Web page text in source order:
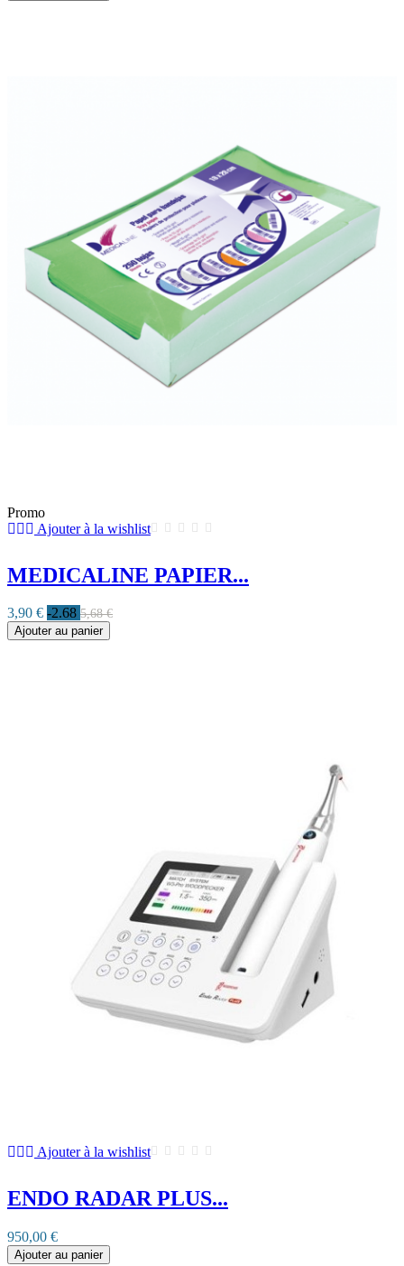
Promo
Ajouter à la wishlist
MEDICALINE PAPIER...
3,90 € -2.68 5,68 €
Ajouter au panier
Ajouter à la wishlist
ENDO RADAR PLUS...
950,00 €
Ajouter au panier